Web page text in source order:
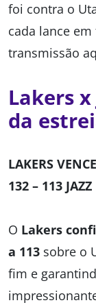
foi contra o
cada lance
transmissão
Lakers
da
LAKERS
132 – 113 JAZZ
O Lakers
a 113 sobre o
fim e